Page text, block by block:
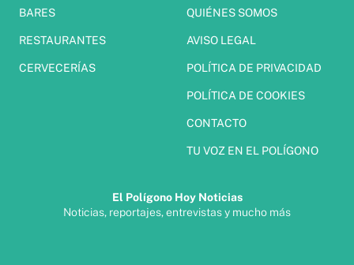
BARES
RESTAURANTES
CERVECERÍAS
QUIÉNES SOMOS
AVISO LEGAL
POLÍTICA DE PRIVACIDAD
POLÍTICA DE COOKIES
CONTACTO
TU VOZ EN EL POLÍGONO
El Polígono Hoy Noticias
Noticias, reportajes, entrevistas y mucho más